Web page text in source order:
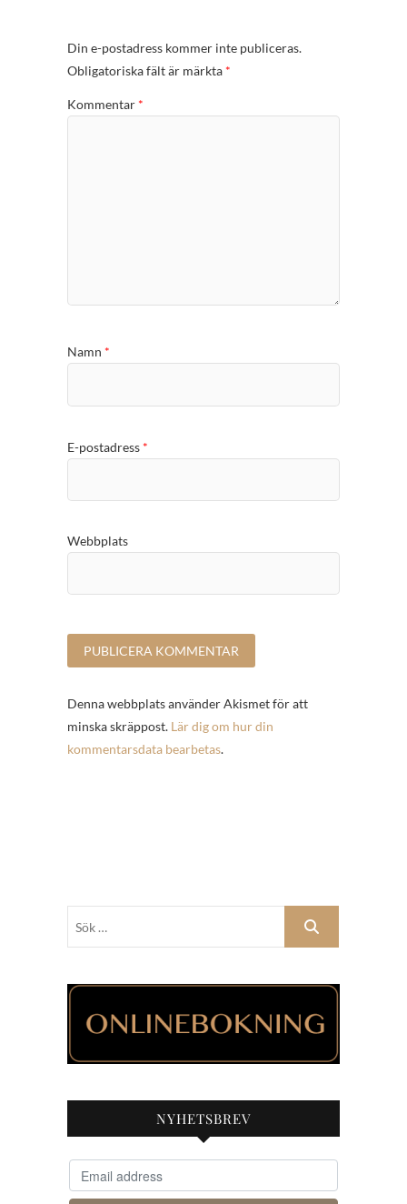
Din e-postadress kommer inte publiceras.
Obligatoriska fält är märkta *
Kommentar *
Namn *
E-postadress *
Webbplats
Denna webbplats använder Akismet för att
minska skräppost. Lär dig om hur din
kommentarsdata bearbetas.
NYHETSBREV